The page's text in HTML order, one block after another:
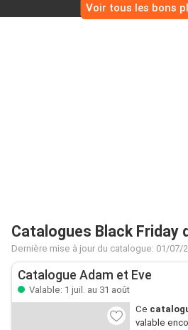
Voir tous les bons
Catalogues Black Friday
Dernière mise à jour du catalogue: 01/07/
Catalogue Adam et Eve
Valable: 1 juil. au 31 août
Ce
valable